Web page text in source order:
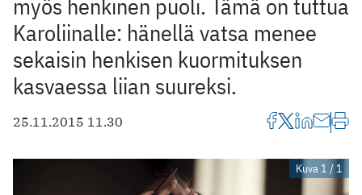
myös henkinen puoli. Tämä on tuttua
Karoliinalle: hänellä vatsa menee
sekaisin henkisen kuormituksen
kasvaessa liian suureksi.
25.11.2015 11.30
Kuva 1 / 1